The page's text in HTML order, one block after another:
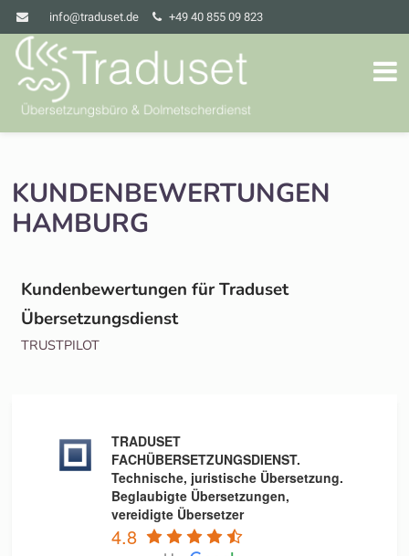
info@traduset.de +49 40 855 09 823
KUNDENBEWERTUNGEN
HAMBURG
Kundenbewertungen für Traduset
Übersetzungsdienst
TRUSTPILOT
TRADUSET
FACHÜBERSETZUNGSDIENST.
Technische, juristische Übersetzung.
Beglaubigte Übersetzungen,
vereidigte Übersetzer
4.8